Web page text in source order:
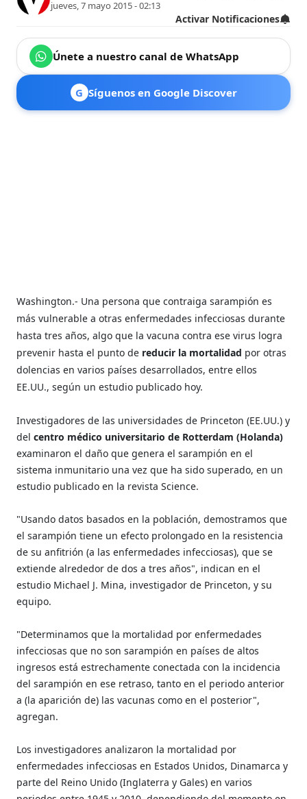
jueves, 7 mayo 2015 - 02:13
Activar Notificaciones
Únete a nuestro canal de WhatsApp
G Síguenos en Google Discover
Washington.- Una persona que contraiga sarampión es
más vulnerable a otras enfermedades infecciosas durante
hasta tres años, algo que la vacuna contra ese virus logra
prevenir hasta el punto de reducir la mortalidad por otras
dolencias en varios países desarrollados, entre ellos
EE.UU., según un estudio publicado hoy.
Investigadores de las universidades de Princeton (EE.UU.) y
delcentro médico universitario de Rotterdam (Holanda)
examinaron el daño que genera el sarampión en el
sistema inmunitario una vez que ha sido superado, en un
estudio publicado en la revista Science.
"Usando datos basados en la población, demostramos que
el sarampión tiene un efecto prolongado en la resistencia
de su anfitrión (a las enfermedades infecciosas), que se
extiende alrededor de dos a tres años", indican en el
estudio Michael J. Mina, investigador de Princeton, y su
equipo.
"Determinamos que la mortalidad por enfermedades
infecciosas que no son sarampión en países de altos
ingresos está estrechamente conectada con la incidencia
del sarampión en ese retraso, tanto en el periodo anterior
a (la aparición de) las vacunas como en el posterior",
agregan.
Los investigadores analizaron la mortalidad por
enfermedades infecciosas en Estados Unidos, Dinamarca y
parte del Reino Unido (Inglaterra y Gales) en varios